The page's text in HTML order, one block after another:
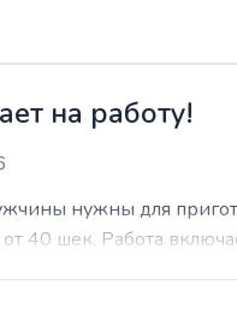
на работу!
нужны для
40 шек. Работа